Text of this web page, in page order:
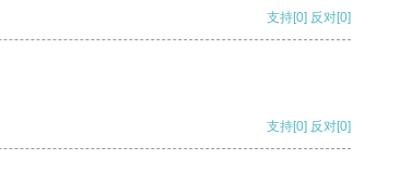
支持[0] 反对[0]
支持[0] 反对[0]